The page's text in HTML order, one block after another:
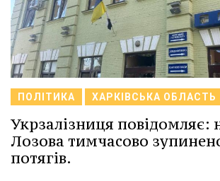
ПОЛІТИКА ХАРКІВСЬКА ОБЛАСТЬ
Укрзалізниця повідомляє:
Лозова тимчасово
потягів.